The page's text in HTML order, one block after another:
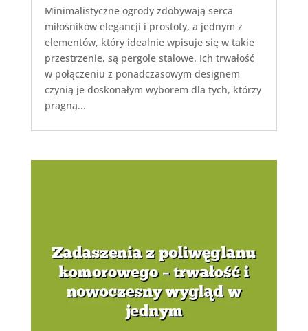
Minimalistyczne ogrody zdobywają serca
miłośników elegancji i prostoty, a jednym z
elementów, który idealnie wpisuje się w takie
przestrzenie, są pergole stalowe. Ich trwałość
w połączeniu z ponadczasowym designem
czynią je doskonałym wyborem dla tych, którzy
pragną...